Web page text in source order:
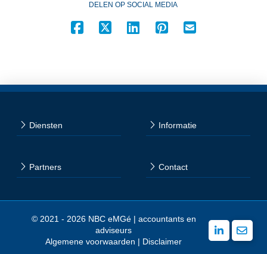
DELEN OP SOCIAL MEDIA
Diensten Informatie
Partners Contact
© 2021 - 2026 NBC eMGé | accountants en
adviseurs
Algemene voorwaarden | Disclaimer